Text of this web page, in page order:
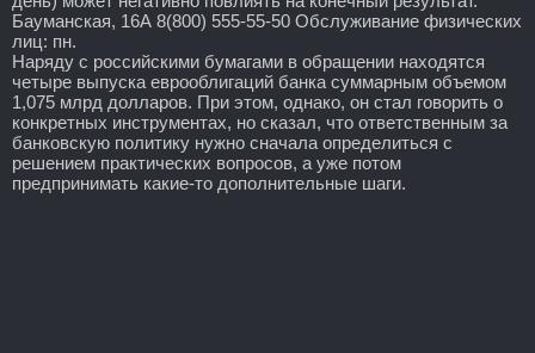
Бауманская, 16А 8(800) 555-55-50 Обслуживание физических
лиц: пн.
Наряду с российскими бумагами в обращении находятся
четыре выпуска еврооблигаций банка суммарным объемом
1,075 млрд долларов. При этом, однако, он стал говорить о
конкретных инструментах, но сказал, что ответственным за
банковскую политику нужно сначала определиться с
решением практических вопросов, а уже потом
предпринимать какие-то дополнительные шаги.